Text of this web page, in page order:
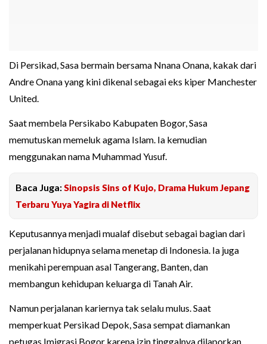
Di Persikad, Sasa bermain bersama Nnana Onana, kakak dari
Andre Onana yang kini dikenal sebagai eks kiper Manchester
United.
Saat membela Persikabo Kabupaten Bogor, Sasa
memutuskan memeluk agama Islam. Ia kemudian
menggunakan nama Muhammad Yusuf.
Baca Juga:Sinopsis Sins of Kujo, Drama Hukum Jepang
Terbaru Yuya Yagira di Netflix
Keputusannya menjadi mualaf disebut sebagai bagian dari
perjalanan hidupnya selama menetap di Indonesia. Ia juga
menikahi perempuan asal Tangerang, Banten, dan
membangun kehidupan keluarga di Tanah Air.
Namun perjalanan kariernya tak selalu mulus. Saat
memperkuat Persikad Depok, Sasa sempat diamankan
petugas Imigrasi Bogor karena izin tinggalnya dilaporkan